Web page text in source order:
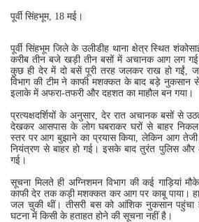
पूर्वी सिंहभूम, 18 मई।
पूर्वी सिंहभूम जिले के उलीडीह थाना क्षेत्र स्थित
करीब तीन बजे खड़ी तीन बसों में अचानक आग लग
कुछ ही देर में दो बसें पूरी तरह जलकर राख हो गईं,
विभाग की टीम ने काफी मशक्कत के बाद बड़े नुकसान
इलाके में अफरा-तफरी और दहशत का माहौल बन गया।
प्रत्यक्षदर्शियों के अनुसार, देर रात अचानक बसों से
देखकर आसपास के लोग घबराकर घरों से बाहर
स्तर पर आग बुझाने का प्रयास किया, लेकिन आग
नियंत्रण से बाहर हो गई। इसके बाद तुरंत पुलिस और
गई।
सूचना मिलते ही अग्निशमन विभाग की कई गाड़ियां
काफी देर तक कड़ी मशक्कत कर आग पर काबू पाया।
जल चुकी थीं। तीसरी बस को आंशिक नुकसान पहुंचा
घटना में किसी के हताहत होने की सूचना नहीं है।